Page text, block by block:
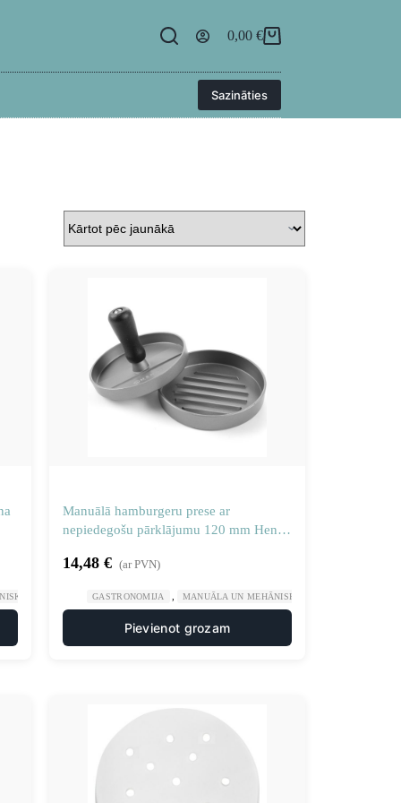
0,00 €
Sazināties
APSTRĀDE PRĀGAS HAMBURGERU RAŽOTĀJI , VIRTUVE
Manuālā hamburgeru prese ar
nepiedegošu pārklājumu 120 mm Hendi
14,48 € (ar PVN)
GASTRONOMIJA MANUĀLA UN MEHĀNISKA APSTRĀDE
Pievienot grozam